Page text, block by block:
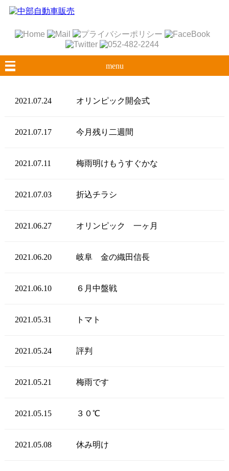
menu
2021.07.24 オリンピック開会式
2021.07.17 今月残り二週間
2021.07.11 梅雨明けもうすぐかな
2021.07.03 折込チラシ
2021.06.27 オリンピック 一ヶ月
2021.06.20 岐阜 金の織田信長
2021.06.10 ６月中盤戦
2021.05.31 トマト
2021.05.24 評判
2021.05.21 梅雨です
2021.05.15 ３０℃
2021.05.08 休み明け